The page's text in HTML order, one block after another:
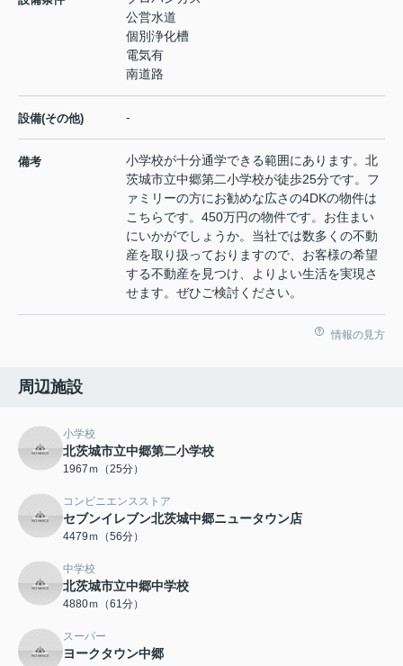
公営水道
個別浄化槽
電気有
南道路
設備(その他) -
備考
小学校が十分通学できる範囲にあります。北
茨城市立中郷第二小学校が徒歩25分です。フ
ァミリーの方にお勧めな広さの4DKの物件は
こちらです。450万円の物件です。お住まい
にいかがでしょうか。当社では数多くの不動
産を取り扱っておりますので、お客様の希望
する不動産を見つけ、よりよい生活を実現さ
せます。ぜひご検討ください。
情報の見方
周辺施設
小学校
北茨城市立中郷第二小学校
1967ｍ（25分）
コンビニエンスストア
セブンイレブン北茨城中郷ニュータウン店
4479ｍ（56分）
中学校
北茨城市立中郷中学校
4880ｍ（61分）
スーパー
ヨークタウン中郷